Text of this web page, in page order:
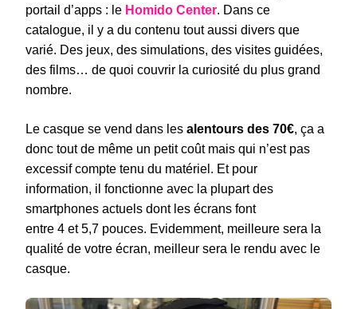
portail d’apps : le Homido Center. Dans ce
catalogue, il y a du contenu tout aussi divers que
varié. Des jeux, des simulations, des visites guidées,
des films… de quoi couvrir la curiosité du plus grand
nombre.
Le casque se vend dans les alentours des 70€, ça a
donc tout de même un petit coût mais qui n’est pas
excessif compte tenu du matériel. Et pour
information, il fonctionne avec la plupart des
smartphones actuels dont les écrans font
entre 4 et 5,7 pouces. Evidemment, meilleure sera la
qualité de votre écran, meilleur sera le rendu avec le
casque.